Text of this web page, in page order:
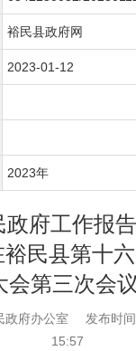
裕民县政府网
2023-01-12
2023年
政府工作报
民县第十
会第三次会
政府办公室
发布时
15:57